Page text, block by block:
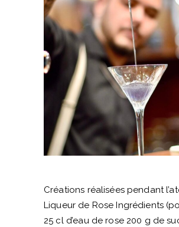
Créations réalisées pendant
Liqueur de Rose Ingrédients
25 cl d’eau de rose 200 g de